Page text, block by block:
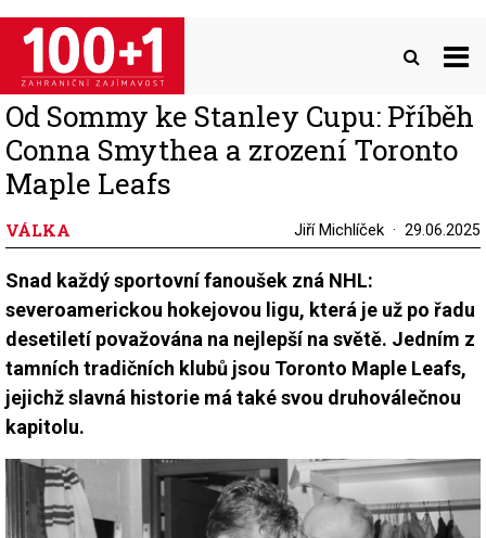
Přejít
hlavnímu
obsahu
Od Sommy ke Stanley Cupu: Příběh
Conna Smythea a zrození Toronto
Maple Leafs
VÁLKA Jiří Michlíček 29.06.2025
Snad každý sportovní fanoušek zná NHL:
severoamerickou hokejovou ligu, která je už po řadu
desetiletí považována na nejlepší na světě. Jedním z
tamních tradičních klubů jsou Toronto Maple Leafs,
jejichž slavná historie má také svou druhoválečnou
kapitolu.